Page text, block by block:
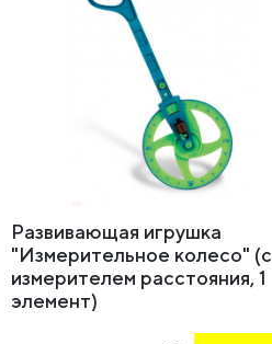
Развивающая игрушка
"Измерительное колесо" (с
измерителем расстояния, 1
элемент)